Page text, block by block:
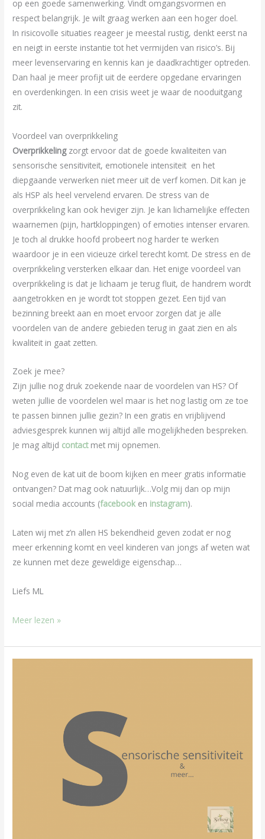
op een goede samenwerking. Vindt omgangsvormen en
respect belangrijk. Je wilt graag werken aan een hoger doel.
In risicovolle situaties reageer je meestal rustig, denkt eerst na
en neigt in eerste instantie tot het vermijden van risico’s. Bij
meer levenservaring en kennis kan je daadkrachtiger optreden.
Dan haal je meer profijt uit de eerdere opgedane ervaringen
en overdenkingen. In een crisis weet je waar de nooduitgang
zit.
Voordeel van overprikkeling
Overprikkelingzorgt ervoor dat de goede kwaliteiten van
sensorische sensitiviteit, emotionele intensiteit en het
diepgaande verwerken niet meer uit de verf komen. Dit kan je
als HSP als heel vervelend ervaren. De stress van de
overprikkeling kan ook heviger zijn. Je kan lichamelijke effecten
waarnemen (pijn, hartkloppingen) of emoties intenser ervaren.
Je toch al drukke hoofd probeert nog harder te werken
waardoor je in een vicieuze cirkel terecht komt. De stress en de
overprikkeling versterken elkaar dan. Het enige voordeel van
overprikkeling is dat je lichaam je terug fluit, de handrem wordt
aangetrokken en je wordt tot stoppen gezet. Een tijd van
bezinning breekt aan en moet ervoor zorgen dat je alle
voordelen van de andere gebieden terug in gaat zien en als
kwaliteit in gaat zetten.
Zoek je mee?
Zijn jullie nog druk zoekende naar de voordelen van HS? Of
weten jullie de voordelen wel maar is het nog lastig om ze toe
te passen binnen jullie gezin? In een gratis en vrijblijvend
adviesgesprek kunnen wij altijd alle mogelijkheden bespreken.
Je mag altijd contact met mij opnemen.
Nog even de kat uit de boom kijken en meer gratis informatie
ontvangen? Dat mag ook natuurlijk…Volg mij dan op mijn
social media accounts (facebooken instagram).
Laten wij met z’n allen HS bekendheid geven zodat er nog
meer erkenning komt en veel kinderen van jongs af weten wat
ze kunnen met deze geweldige eigenschap…
Liefs ML
Meer lezen »